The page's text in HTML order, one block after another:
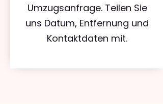
Umzugsanfrage. Teilen Sie
uns Datum, Entfernung und
Kontaktdaten mit.